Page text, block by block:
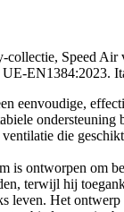
collectie, Speed Air
EN1384:2023.
eenvoudige,
die
is ontworpen om
terwijl hij
leven. Het ontwerp